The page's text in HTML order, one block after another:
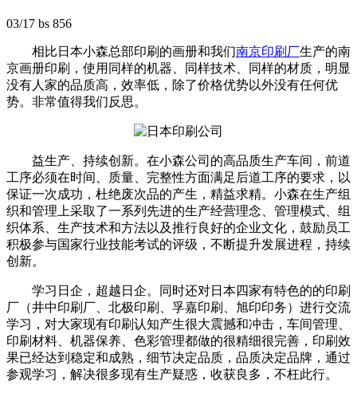
03/17 bs 856
相比日本小森总部印刷的画册和我们南京印刷厂生产的南
京画册印刷，使用同样的机器、同样技术、同样的材质，明显
没有人家的品质高，效率低，除了价格优势以外没有任何优
势。非常值得我们反思。
益生产、持续创新。在小森公司的高品质生产车间，前道
工序必须在时间、质量、完整性方面满足后道工序的要求，以
保证一次成功，杜绝废次品的产生，精益求精。小森在生产组
织和管理上采取了一系列先进的生产经营理念、管理模式、组
织体系、生产技术和方法以及推行良好的企业文化，鼓励员工
积极参与国家行业技能考试的评级，不断提升发展进程，持续
创新。
学习日企，超越日企。同时还对日本四家有特色的的印刷
厂（井中印刷厂、北极印刷、孚嘉印刷、旭印印务）进行交流
学习，对大家现有印刷认知产生很大震撼和冲击，车间管理、
印刷材料、机器保养、色彩管理都做的很精细很完善，印刷效
果已经达到稳定和成熟，细节决定品质，品质决定品牌，通过
参观学习，解决很多现有生产疑惑，收获良多，不枉此行。